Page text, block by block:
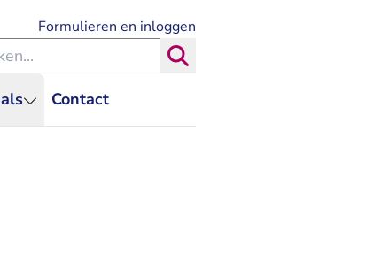
Contact
Formulieren en inloggen
de Rechtspraak